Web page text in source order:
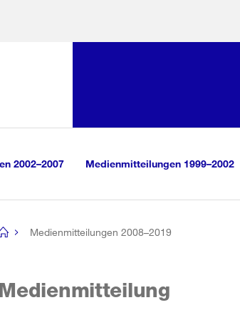
2002–2007 Medienmitteilungen 1999–2002
Medienmitteilungen 2008–2019